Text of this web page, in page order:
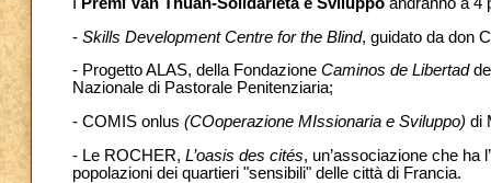
- Skills Development Centre for the Blind, guidato da don
- Progetto ALAS, della Fondazione Caminos de Libertad
Nazionale di Pastorale Penitenziaria;
- COMIS onlus (COoperazione MIssionaria e Sviluppo) di
- Le ROCHER, L’oasis des cités, un’associazione che ha
popolazioni dei quartieri "sensibili" delle città di Francia.